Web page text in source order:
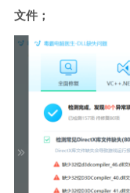
文件；